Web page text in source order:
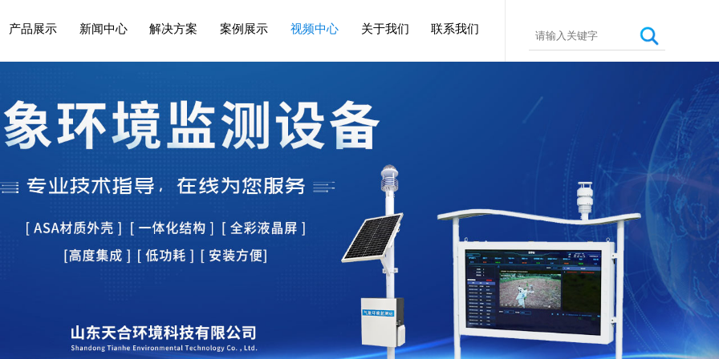
产品展示 新闻中心 解决方案 案例展示 视频中心 关于我们 联系我们